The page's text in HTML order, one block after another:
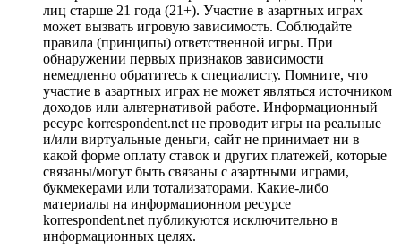
лиц старше 21 года (21+). Участие в азартных играх
может вызвать игровую зависимость. Соблюдайте
правила (принципы) ответственной игры. При
обнаружении первых признаков зависимости
немедленно обратитесь к специалисту. Помните, что
участие в азартных играх не может являться источником
доходов или альтернативой работе. Информационный
ресурс korrespondent.net не проводит игры на реальные
и/или виртуальные деньги, сайт не принимает ни в
какой форме оплату ставок и других платежей, которые
связаны/могут быть связаны с азартными играми,
букмекерами или тотализаторами. Какие-либо
материалы на информационном ресурсе
korrespondent.net публикуются исключительно в
информационных целях.